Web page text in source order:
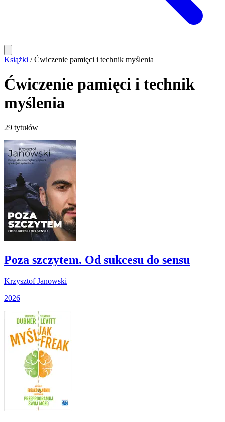
Książki / Ćwiczenie pamięci i technik myślenia
Ćwiczenie pamięci i technik
myślenia
29 tytułów
Poza szczytem. Od sukcesu do sensu
Krzysztof Janowski
2026